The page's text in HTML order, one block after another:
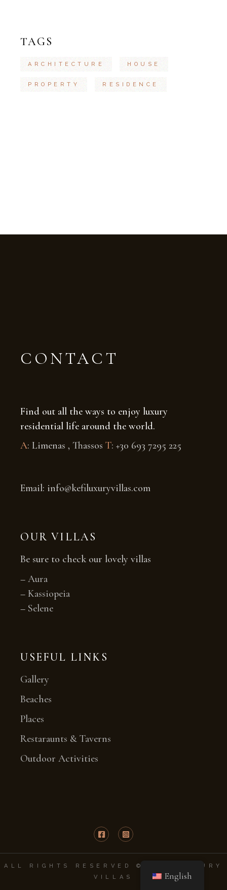
TAGS
ARCHITECTURE HOUSE
PROPERTY RESIDENCE
CONTACT
Find out all the ways to enjoy luxury
residential life around the world.
A: Limenas , ThassosT: +30 693 7295 225
Email: info@kefiluxuryvillas.com
OUR VILLAS
Be sure to check our lovely villas
–Aura
–Kassiopeia
– Selene
USEFUL LINKS
Gallery
Beaches
Places
Restaraunts & Taverns
Outdoor Activities
ALL RIGHTS RESERVED © KEFI LUXURY
VILLAS
English